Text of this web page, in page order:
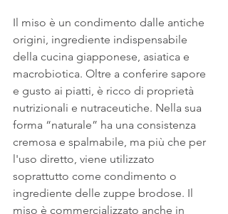
Il miso è un condimento dalle antiche
origini, ingrediente indispensabile
della cucina giapponese, asiatica e
macrobiotica. Oltre a conferire sapore
e gusto ai piatti, è ricco di proprietà
nutrizionali e nutraceutiche. Nella sua
forma “naturale” ha una consistenza
cremosa e spalmabile, ma più che per
l'uso diretto, viene utilizzato
soprattutto come condimento o
ingrediente delle zuppe brodose. Il
miso è commercializzato anche in